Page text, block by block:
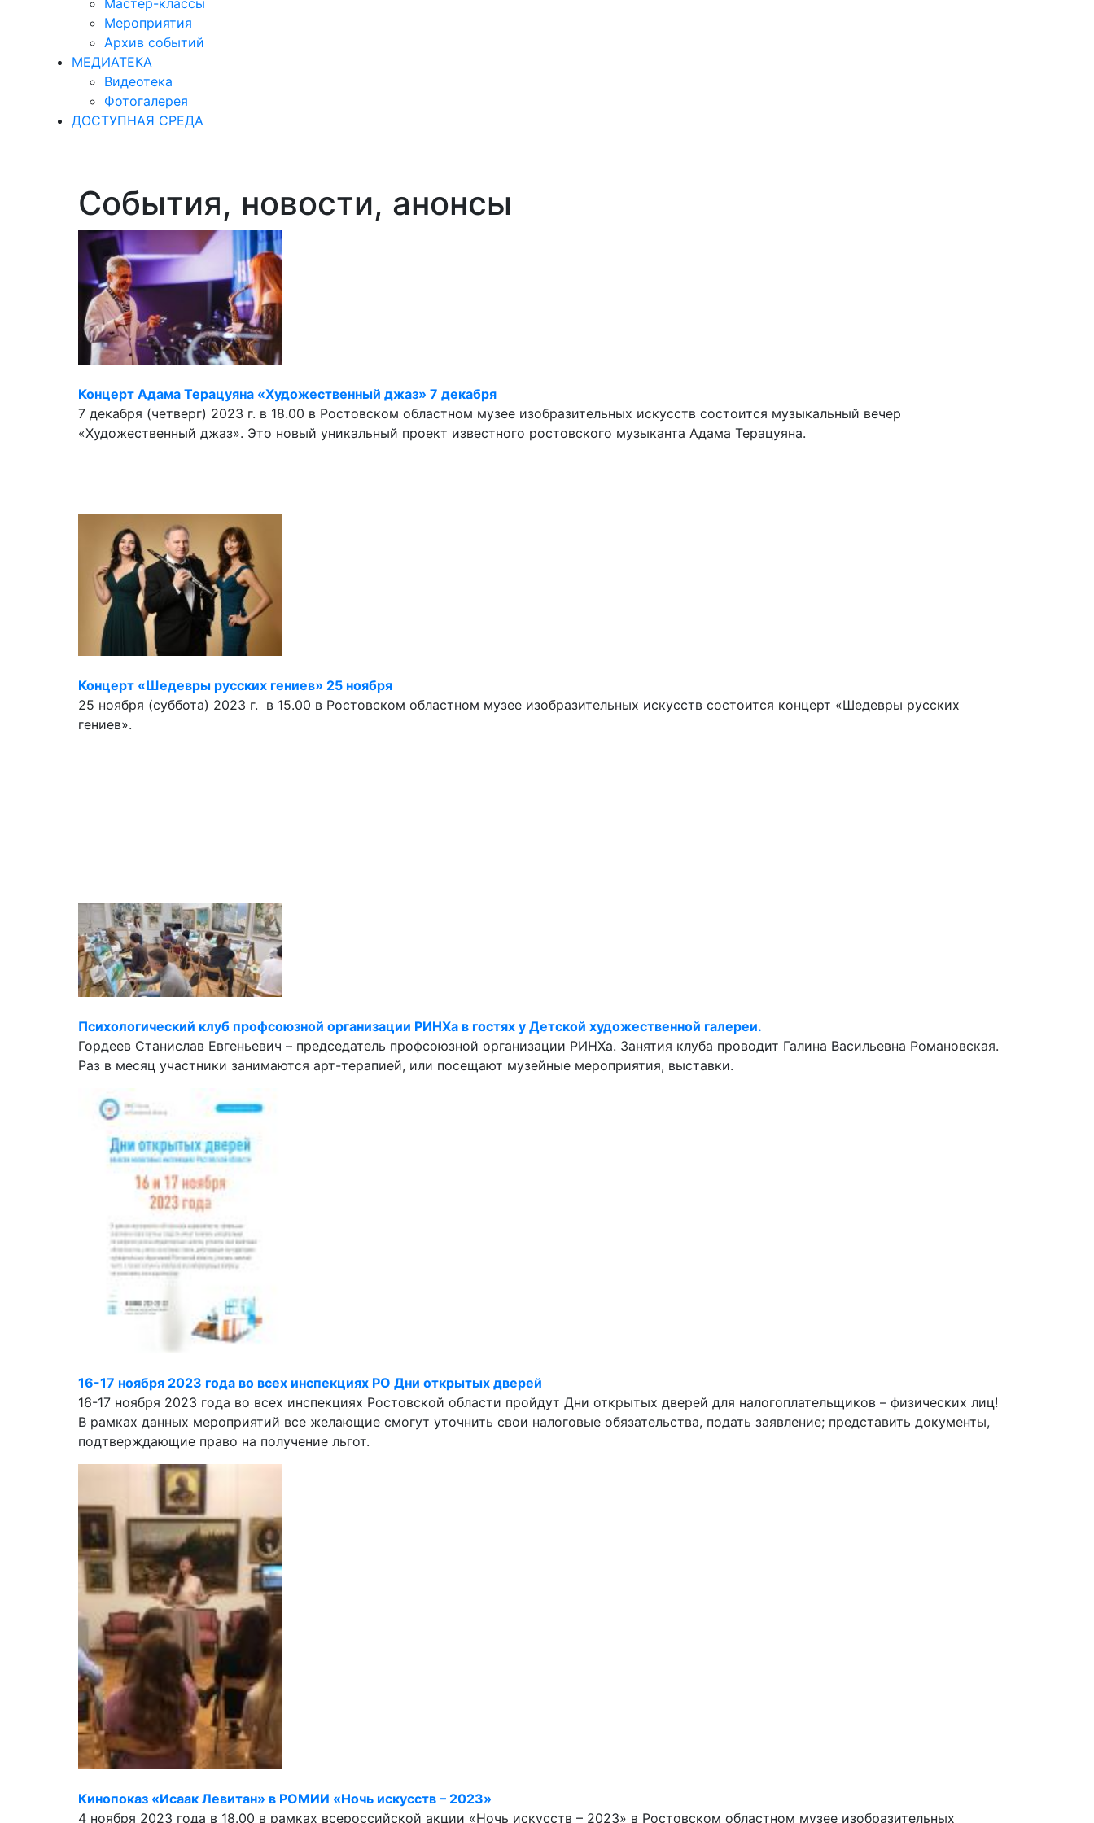
Мастер-классы
Мероприятия
Архив событий
МЕДИАТЕКА
Видеотека
Фотогалерея
ДОСТУПНАЯ СРЕДА
События, новости, анонсы
Концерт Адама Терацуяна «Художественный джаз» 7 декабря
7 декабря (четверг) 2023 г. в 18.00 в Ростовском областном музее изобразительных искусств состоится музыкальный вечер
«Художественный джаз». Это новый уникальный проект известного ростовского музыканта Адама Терацуяна.
Концерт «Шедевры русских гениев» 25 ноября
25 ноября (суббота) 2023 г. в 15.00 в Ростовском областном музее изобразительных искусств состоится концерт «Шедевры русских
гениев».
Психологический клуб профсоюзной организации РИНХа в гостях у Детской художественной галереи.
Гордеев Станислав Евгеньевич – председатель профсоюзной организации РИНХа. Занятия клуба проводит Галина Васильевна Романовская.
Раз в месяц участники занимаются арт-терапией, или посещают музейные мероприятия, выставки.
16-17 ноября 2023 года во всех инспекциях РО Дни открытых дверей
16-17 ноября 2023 года во всех инспекциях Ростовской области пройдут Дни открытых дверей для налогоплательщиков – физических лиц!
В рамках данных мероприятий все желающие смогут уточнить свои налоговые обязательства, подать заявление; представить документы,
подтверждающие право на получение льгот.
Кинопоказ «Исаак Левитан» в РОМИИ «Ночь искусств – 2023»
4 ноября 2023 года в 18.00 в рамках всероссийской акции «Ночь искусств – 2023» в Ростовском областном музее изобразительных